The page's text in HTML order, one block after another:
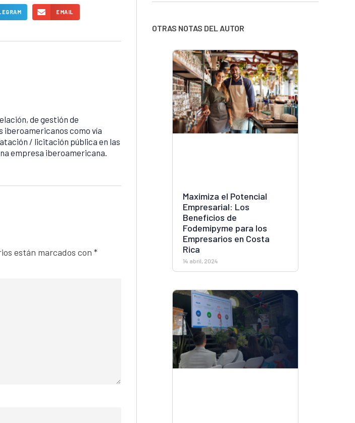
EMAIL
de gestión de
iberoamericanos como vía
/ licitación pública en las
empresa iberoamericana.
están marcados con *
OTRAS NOTAS DEL AUTOR
Maximiza el Potencial
Empresarial: Los
Beneficios de
Fodemipyme para los
Empresarios en Costa
Rica
14 abril, 2024